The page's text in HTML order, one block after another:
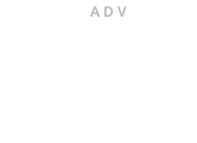
ADV